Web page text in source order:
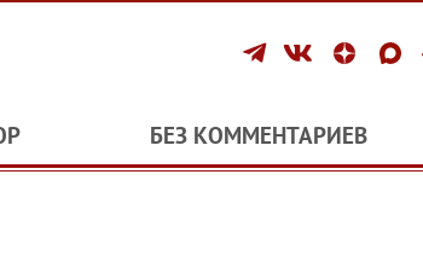
БЕЗ КОММЕНТАРИЕВ